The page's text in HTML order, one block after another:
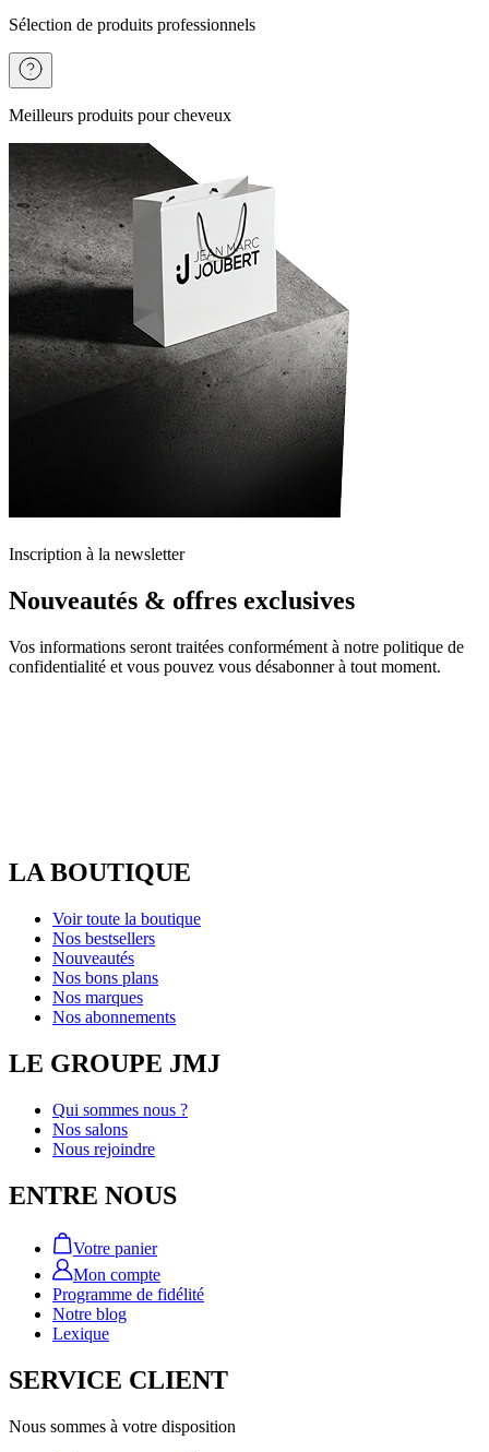
Sélection de produits professionnels
Meilleurs produits pour cheveux
Inscription à la newsletter
Nouveautés & offres exclusives
Vos informations seront traitées conformément à notre politique de
confidentialité et vous pouvez vous désabonner à tout moment.
LA BOUTIQUE
Voir toute la boutique
Nos bestsellers
Nouveautés
Nos bons plans
Nos marques
Nos abonnements
LE GROUPE JMJ
Qui sommes nous ?
Nos salons
Nous rejoindre
ENTRE NOUS
Votre panier
Mon compte
Programme de fidélité
Notre blog
Lexique
SERVICE CLIENT
Nous sommes à votre disposition